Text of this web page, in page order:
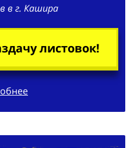
в г. Кашира
листовок!